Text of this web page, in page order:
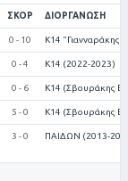
ΣΚΟΡ ΔΙΟΡΓΆΝΩΣΗ
0 - 10 Κ14 "Γιανναράκης
0 - 4 Κ14 (2022-2023)
0 - 6 Κ14 (Σβουράκης
5 - 0 Κ14 (Σβουράκης
3 - 0 ΠΑΙΔΩΝ (2013-